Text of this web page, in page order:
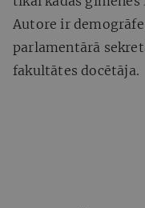
Autore ir
parlamentārā
fakultātes docētāja.